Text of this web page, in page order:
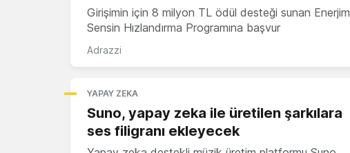
Girişimin için 8 milyon TL ödül desteği sunan Enerjim
Sensin Hızlandırma Programına başvur
Adrazzi
YAPAY ZEKA
Suno, yapay zeka ile üretilen şarkılara
ses filigranı ekleyecek